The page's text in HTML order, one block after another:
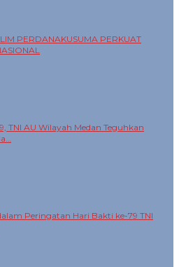
PERDANAKUSUMA PERKUAT
TNI AU Wilayah Medan Teguhkan
Peringatan Hari Bakti ke-79 TNI